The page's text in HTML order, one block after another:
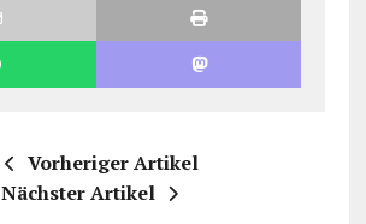
Vorheriger Artikel
Nächster Artikel